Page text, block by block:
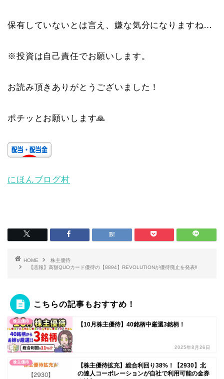
保有していないとは言え、嫌な気分になりますね…
※投資は自己責任でお願いします。
お読み頂きありがとうございました！
ポチッとお願いします🙏
にほんブログ村
HOME
株主優待
【悲報】高額QUOカード優待の【8894】REVOLUTIONが優待廃止を発表‼️
こちらの記事もおすすめ！
株主優待 【10月株主優待】40銘柄中厳選3銘柄！
2025年8月26日
株主優待
【株主優待拡充】総合利回り38%！【2930】北
の達人コーポレーションが自社で利用可能の金券